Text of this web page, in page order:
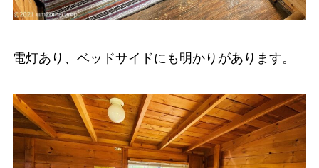
電灯あり、ベッドサイドにも明かりがあります。